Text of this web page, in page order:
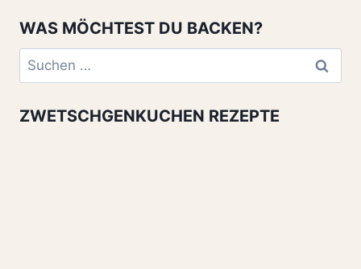
WAS MÖCHTEST DU BACKEN?
Suchen
nach:
ZWETSCHGENKUCHEN REZEPTE